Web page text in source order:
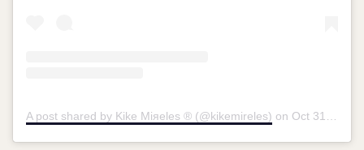
A post shared by Kike Miяeles ® (@kikemireles) on Oct 31, 2016 at 9:48am PDT